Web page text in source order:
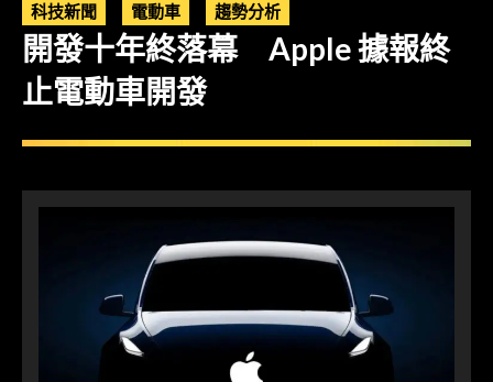
科技新聞 電動車 趨勢分析
開發十年終落幕 Apple 據報終
止電動車開發